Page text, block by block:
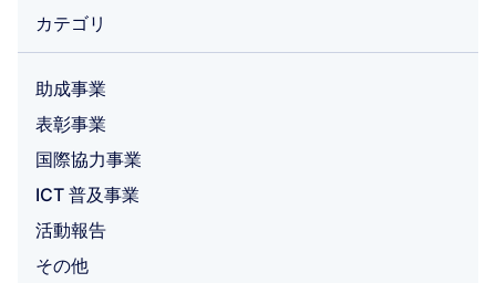
カテゴリ
助成事業
表彰事業
国際協力事業
ICT 普及事業
活動報告
その他